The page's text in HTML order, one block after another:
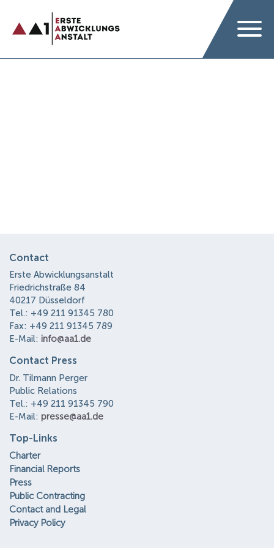
Contact
Erste Abwicklungsanstalt
Friedrichstraße 84
40217 Düsseldorf
Tel.: +49 211 91345 780
Fax: +49 211 91345 789
E-Mail: info@aa1.de
Contact Press
Dr. Tilmann Perger
Public Relations
Tel.: +49 211 91345 790
E-Mail: presse@aa1.de
Top-Links
Charter
Financial Reports
Press
Public Contracting
Contact and Legal
Privacy Policy